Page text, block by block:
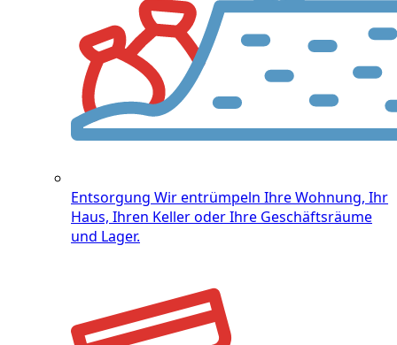
Entsorgung Wir entrümpeln Ihre Wohnung, Ihr
Haus, Ihren Keller oder Ihre Geschäftsräume
und Lager.